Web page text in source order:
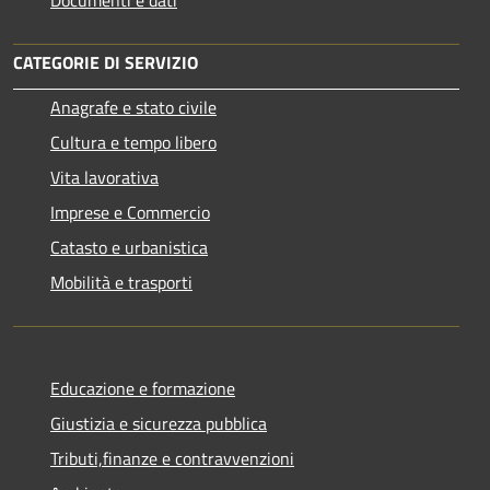
CATEGORIE DI SERVIZIO
Anagrafe e stato civile
Cultura e tempo libero
Vita lavorativa
Imprese e Commercio
Catasto e urbanistica
Mobilità e trasporti
Educazione e formazione
Giustizia e sicurezza pubblica
Tributi,finanze e contravvenzioni